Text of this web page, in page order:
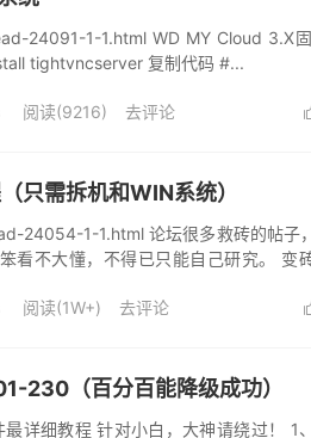
24091-1-1.html WD MY Cloud 3.X
tightvncserver 复制代码 #...
阅读(9216) 去评论
只需拆机和WIN系统）
24054-1-1.html 论坛很多救砖的帖子
看不大懂，不得已只能自己研究。 变
阅读(1W+) 去评论
230（百分百能降级成功）
详细教程 针对小白，大神请绕过！ 1